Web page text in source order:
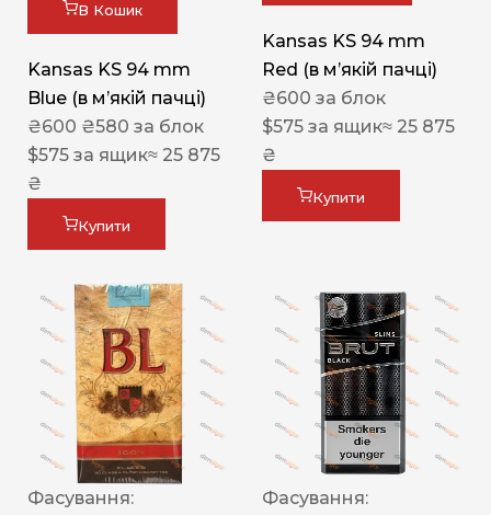
В Кошик
Kansas KS 94 mm
Blue (в мʼякій пачці)
₴600 ₴580 за блок
$575 за ящик≈ 25 875
₴
Купити
Kansas KS 94 mm
Red (в мʼякій пачці)
₴600 за блок
$575 за ящик≈ 25 875
₴
Купити
Фасування:
Фасування: